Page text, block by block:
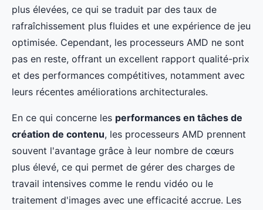
plus élevées, ce qui se traduit par des taux de
rafraîchissement plus fluides et une expérience de jeu
optimisée. Cependant, les processeurs AMD ne sont
pas en reste, offrant un excellent rapport qualité-prix
et des performances compétitives, notamment avec
leurs récentes améliorations architecturales.
En ce qui concerne les performances en tâches de
création de contenu, les processeurs AMD prennent
souvent l'avantage grâce à leur nombre de cœurs
plus élevé, ce qui permet de gérer des charges de
travail intensives comme le rendu vidéo ou le
traitement d'images avec une efficacité accrue. Les